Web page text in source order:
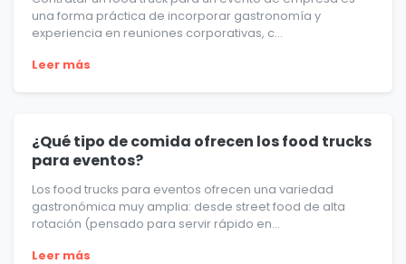
una forma práctica de incorporar gastronomía y
experiencia en reuniones corporativas, c...
Leer más
¿Qué tipo de comida ofrecen los food trucks
para eventos?
Los food trucks para eventos ofrecen una variedad
gastronómica muy amplia: desde street food de alta
rotación (pensado para servir rápido en...
Leer más